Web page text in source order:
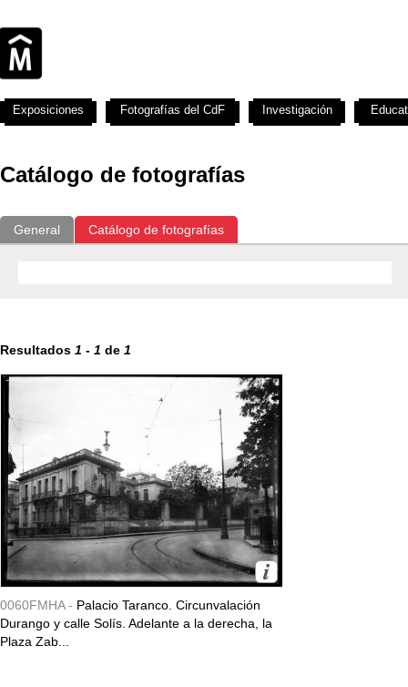
Catálogo de fotografías
General Catálogo de fotografías
Resultados 1 - 1 de 1
0060FMHA - Palacio Taranco. Circunvalación
Durango y calle Solís. Adelante a la derecha, la
Plaza Zab...
Exposiciones Fotografías del CdF Investigación